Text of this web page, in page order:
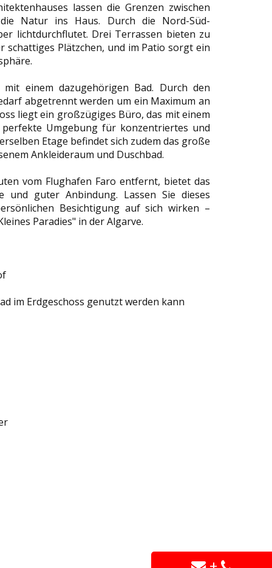
lassen die Grenzen zwischen
Natur ins Haus. Durch die Nord-Süd-
lichtdurchflutet. Drei Terrassen bieten zu
schattiges Plätzchen, und im Patio sorgt ein
einem dazugehörigen Bad. Durch den
abgetrennt werden um ein Maximum an
liegt ein großzügiges Büro, das mit einem
Umgebung für konzentriertes und
Etage befindet sich zudem das große
Ankleideraum und Duschbad.
vom Flughafen Faro entfernt, bietet das
und guter Anbindung. Lassen Sie dieses
Besichtigung auf sich wirken –
Paradies" in der Algarve.
im Erdgeschoss genutzt werden kann